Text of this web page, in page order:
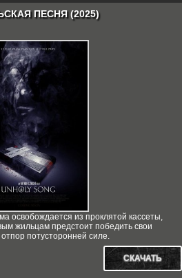
ПЕСНЯ (2025)
освобождается из проклятой кассеты,
жильцам предстоит победить свои
потусторонней силе.
СКАЧАТЬ